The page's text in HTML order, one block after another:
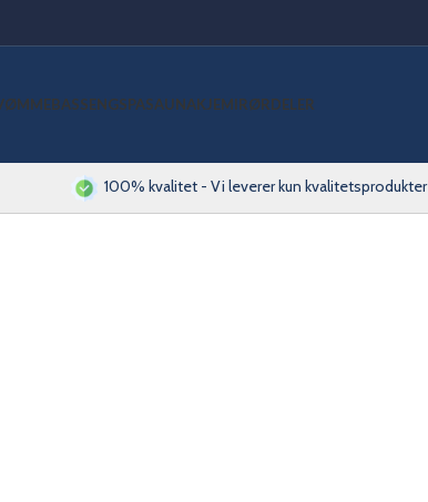
SPASAUNAKJEMIRØRDELER
100% kvalitet - Vi leverer kun kvalitetsprodukter